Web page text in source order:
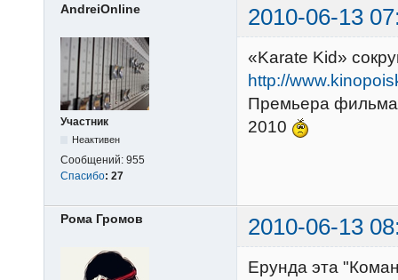
AndreiOnline 2010-06-13
Участник
Неактивен
Сообщений: 955
Спасибо: 27
«Karate Kid»
http://
Премьера фильма
2010
Рома Громов 2010-06-13
Ерунда эта